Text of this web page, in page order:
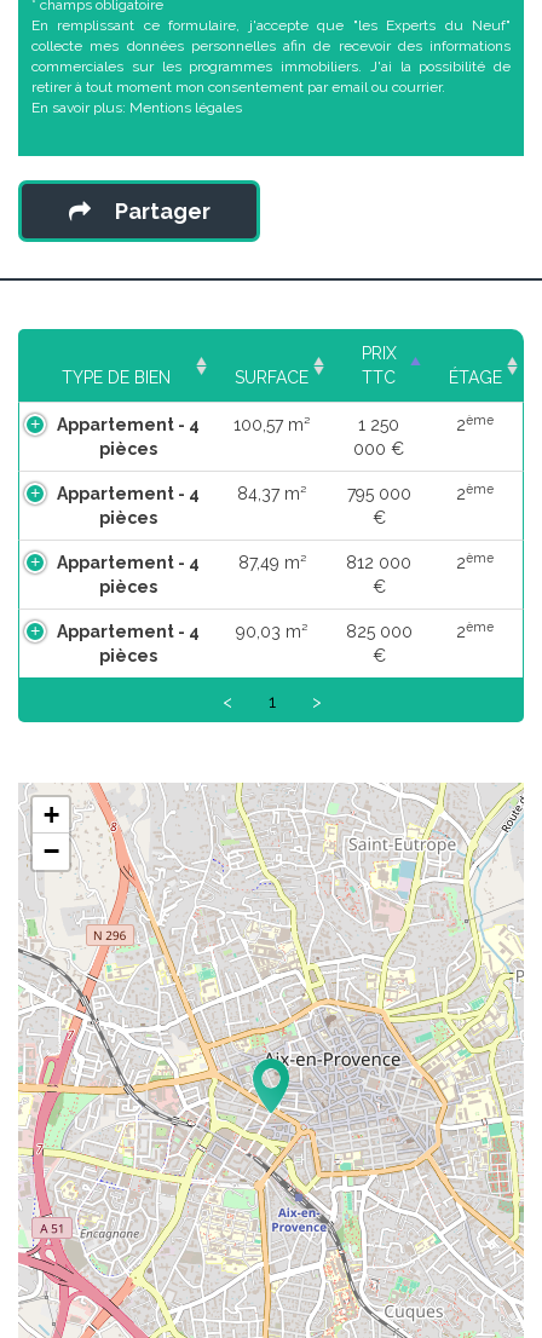
* champs obligatoire
En remplissant ce formulaire, j'accepte que "les Experts du Neuf"
collecte mes données personnelles afin de recevoir des informations
commerciales sur les programmes immobiliers. J'ai la possibilité de
retirer à tout moment mon consentement par email ou courrier.
En savoir plus: Mentions légales
Partager
TYPE DE BIEN SURFACE
PRIX
TTC
ÉTAGE
Appartement - 4
pièces
100,57 m²
1 250
000 €
2ème
Appartement - 4
pièces
84,37 m²
795 000
€
2ème
Appartement - 4
pièces
87,49 m²
812 000
€
2ème
Appartement - 4
pièces
90,03 m²
825 000
€
2ème
< 1 >
+
−